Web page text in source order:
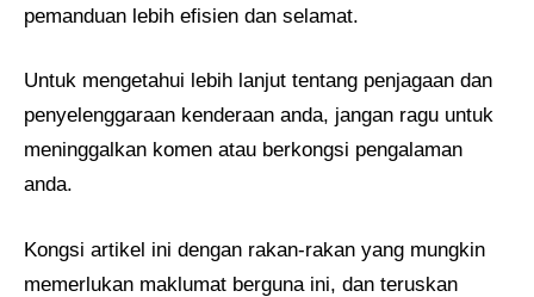
pemanduan lebih efisien dan selamat.
Untuk mengetahui lebih lanjut tentang penjagaan dan
penyelenggaraan kenderaan anda, jangan ragu untuk
meninggalkan komen atau berkongsi pengalaman
anda.
Kongsi artikel ini dengan rakan-rakan yang mungkin
memerlukan maklumat berguna ini, dan teruskan